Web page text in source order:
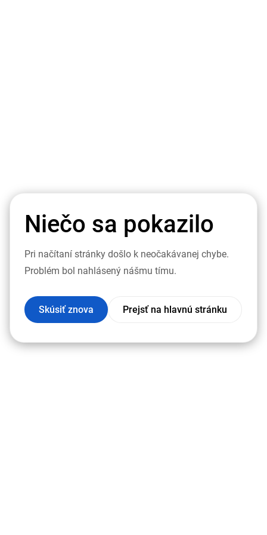
Niečo sa pokazilo
Pri načítaní stránky došlo k neočakávanej chybe.
Problém bol nahlásený nášmu tímu.
Skúsiť znova Prejsť na hlavnú stránku